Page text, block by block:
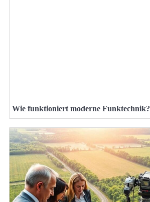
Wie funktioniert moderne Funktechnik?